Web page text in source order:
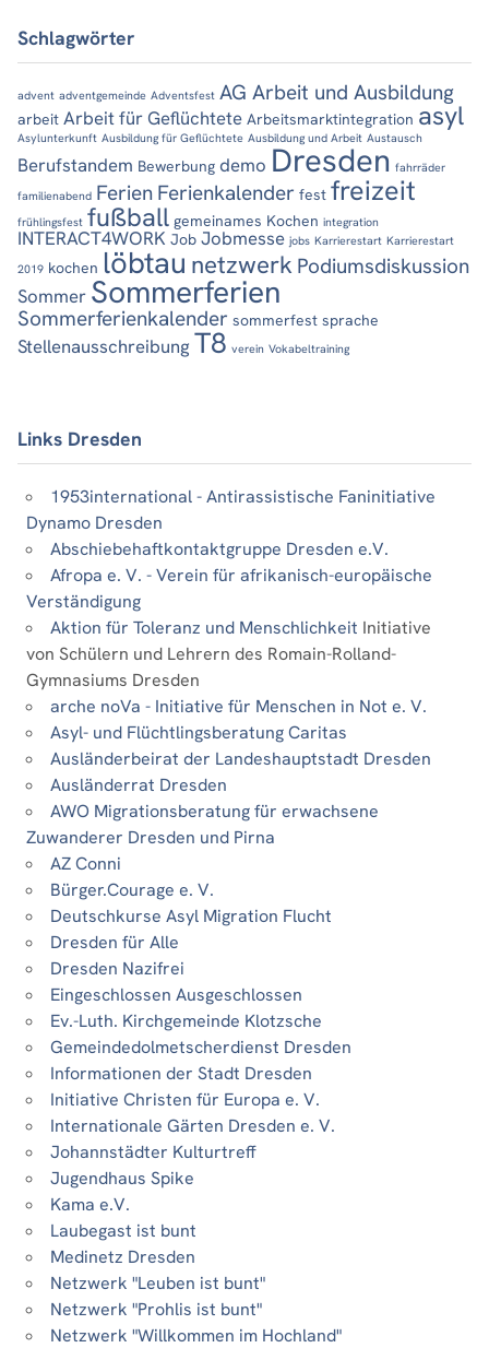
Schlagwörter
advent adventgemeinde Adventsfest AG Arbeit und Ausbildung
arbeit Arbeit für Geflüchtete Arbeitsmarktintegration asyl
Asylunterkunft Ausbildung für Geflüchtete Ausbildung und Arbeit Austausch
Berufstandem Bewerbung demo Dresden fahrräder
familienabend Ferien Ferienkalender fest freizeit
frühlingsfest fußball gemeinames Kochen integration
INTERACT4WORK Job Jobmesse jobs Karrierestart Karrierestart
2019 kochen löbtau netzwerk Podiumsdiskussion
Sommer Sommerferien
Sommerferienkalender sommerfest sprache
Stellenausschreibung T8 verein Vokabeltraining
Links Dresden
1953international - Antirassistische Faninitiative
Dynamo Dresden
Abschiebehaftkontaktgruppe Dresden e.V.
Afropa e. V. - Verein für afrikanisch-europäische
Verständigung
Aktion für Toleranz und Menschlichkeit Initiative
von Schülern und Lehrern des Romain-Rolland-
Gymnasiums Dresden
arche noVa - Initiative für Menschen in Not e. V.
Asyl- und Flüchtlingsberatung Caritas
Ausländerbeirat der Landeshauptstadt Dresden
Ausländerrat Dresden
AWO Migrationsberatung für erwachsene
Zuwanderer Dresden und Pirna
AZ Conni
Bürger.Courage e. V.
Deutschkurse Asyl Migration Flucht
Dresden für Alle
Dresden Nazifrei
Eingeschlossen Ausgeschlossen
Ev.-Luth. Kirchgemeinde Klotzsche
Gemeindedolmetscherdienst Dresden
Informationen der Stadt Dresden
Initiative Christen für Europa e. V.
Internationale Gärten Dresden e. V.
Johannstädter Kulturtreff
Jugendhaus Spike
Kama e.V.
Laubegast ist bunt
Medinetz Dresden
Netzwerk "Leuben ist bunt"
Netzwerk "Prohlis ist bunt"
Netzwerk "Willkommen im Hochland"